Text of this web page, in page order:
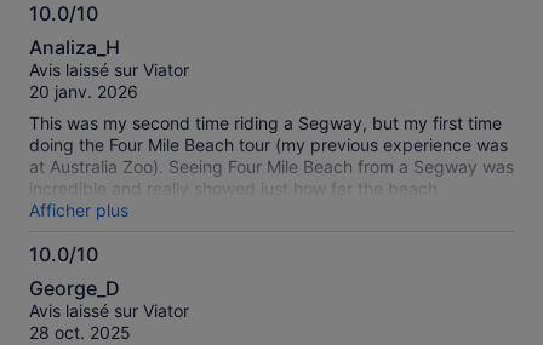
10.0/10
10.0
sur
10
Analiza_H
Avis laissé sur Viator
20 janv. 2026
This was my second time riding a Segway, but my first time
doing the Four Mile Beach tour (my previous experience was
at Australia Zoo). Seeing Four Mile Beach from a Segway was
incredible and really showed just how far the beach
stretches. The instructor was very informative and explained
all safety precautions clearly, which made the experience
feel safe and enjoyable. A fantastic activity that I would
work group.
Afficher plus
10.0/10
10.0
sur
10
George_D
Avis laissé sur Viator
28 oct. 2025